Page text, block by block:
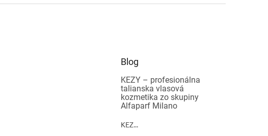
Blog
KEZY – profesionálna
talianska vlasová
kozmetika zo skupiny
Alfaparf Milano
KEZ...